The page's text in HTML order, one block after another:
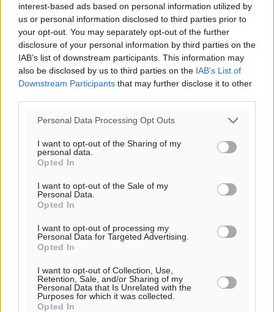
interest-based ads based on personal information utilized by
us or personal information disclosed to third parties prior to
your opt-out. You may separately opt-out of the further
disclosure of your personal information by third parties on the
IAB’s list of downstream participants. This information may
also be disclosed by us to third parties on the IAB’s List of
Downstream Participants that may further disclose it to other
Personal Data Processing Opt Outs
I want to opt-out of the Sharing of my
personal data.
Opted In
I want to opt-out of the Sale of my
Personal Data.
Opted In
I want to opt-out of processing my
Personal Data for Targeted Advertising.
Opted In
I want to opt-out of Collection, Use,
Retention, Sale, and/or Sharing of my
Personal Data that Is Unrelated with the
Purposes for which it was collected.
Opted In
Αποκαλυπτήρια για την «Ατζέντα 2030» από το βήμα
της ΔΕΘ
Από την παράδοση της Ρόδου στα ερευνητικά
εργαστήρια: Το μελεκούνι αποκτά διεθνές
επιστημονικό ενδιαφέρον
Επίσκεψη θα πραγματοποιήσει στη Λέρο τον
Σεπτέμβριο η Όλγα Κεφαλογιάννη